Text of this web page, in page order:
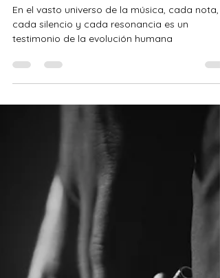
Del Megáfono al Tornamesa:
Evolución Sonora
En el vasto universo de la música, cada nota,